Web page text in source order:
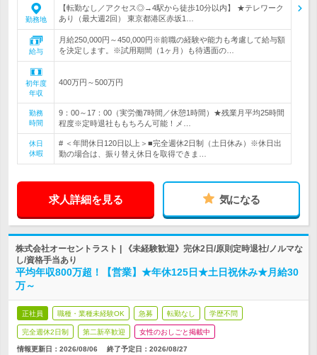
勤務地
【転勤なし／アクセス◎→4駅から徒歩10分以内】 ★テレワーク
あり（最大週2回） 東京都港区赤坂1…
給与
月給250,000円～450,000円※前職の経験や能力も考慮して給与額
を決定します。※試用期間（1ヶ月）も待遇面の…
初年度
年収
400万円～500万円
勤務
時間
9：00～17：00（実労働7時間／休憩1時間）★残業月平均25時間
程度※定時退社ももちろん可能！メ…
休日
休暇
# ＜年間休日120日以上＞■完全週休2日制（土日休み）※休日出
勤の場合は、振り替え休日を取得できま…
求人詳細を見る 気になる
株式会社オーセントラスト | 《未経験歓迎》完休2日/原則定時退社/ノルマな
し/資格手当あり
平均年収800万超！【営業】★年休125日★土日祝休み★月給30
万～
正社員 職種・業種未経験OK 急募 転勤なし 学歴不問
完全週休2日制 第二新卒歓迎 女性のおしごと掲載中
情報更新日：2026/08/06 終了予定日： 2026/08/27